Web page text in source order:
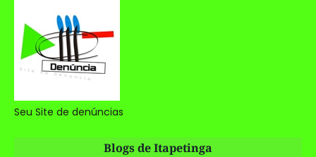
Seu Site de denúncias
Blogs de Itapetinga